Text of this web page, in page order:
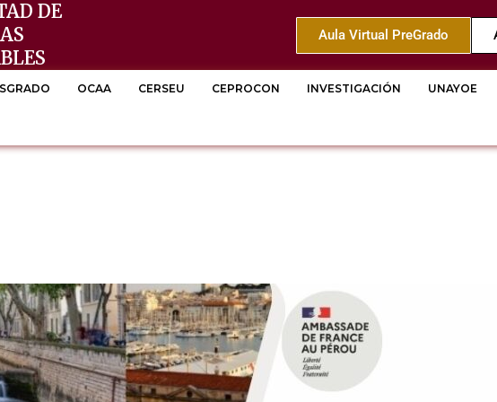
DE
Aula Virtual PreGrado
OCAA CERSEU CEPROCON INVESTIGACIÓN UNAYOE